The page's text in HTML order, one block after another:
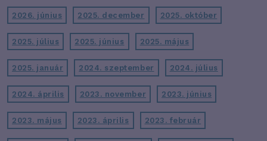
2026. június 2025. december 2025. október
2025. július 2025. június 2025. május
2025. január 2024. szeptember 2024. július
2024. április 2023. november 2023. június
2023. május 2023. április 2023. február